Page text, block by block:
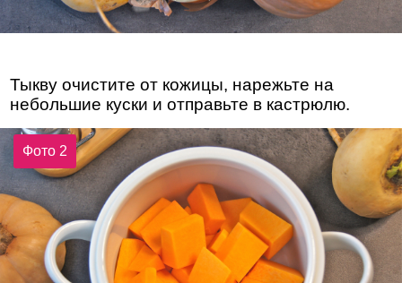
Тыкву очистите от кожицы, нарежьте на
небольшие куски и отправьте в кастрюлю.
Фото 2